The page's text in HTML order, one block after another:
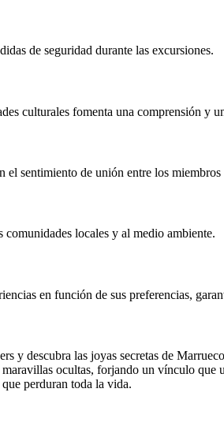
de seguridad durante las excursiones.
culturales fomenta una comprensión y
el sentimiento de unión entre los
locales y al medio ambiente.
en función de sus preferencias,
descubra las joyas secretas de
ocultas, forjando un vínculo
perduran toda la vida.